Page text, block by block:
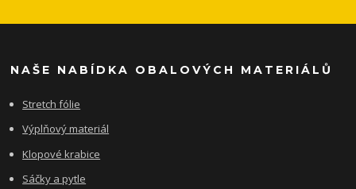
NAŠE NABÍDKA OBALOVÝCH MATERIÁLŮ
Stretch fólie
Výplňový materiál
Klopové krabice
Sáčky a pytle